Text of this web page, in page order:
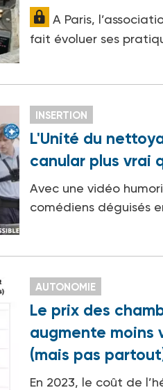
A Paris,
fait évoluer ses
INSERTION
L'Unité du
canular plus vrai
Avec une vidéo
comédiens déguisés
AUTONOMIE
Le prix des
augmente moins
(mais pas
En 2023, le coût de